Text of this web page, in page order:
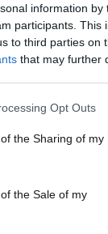
information by
participants. This
to third parties on
that may further
app uses
or usage
to Google and its
specified
Opt Outs
the Sharing of my
the Sale of my